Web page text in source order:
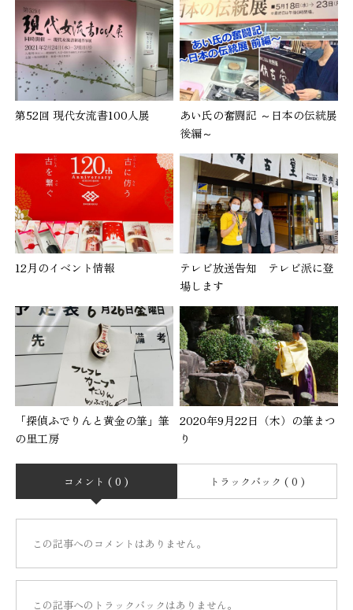
第52回 現代女流書100人展
あい氏の奮闘記 ～日本の伝統展
後編～
12月のイベント情報
テレビ放送告知 テレビ派に登
場します
「探偵ふでりんと黄金の筆」筆
の里工房
2020年9月22日（木）の筆まつ
り
コメント ( 0 ) トラックバック ( 0 )
この記事へのコメントはありません。
この記事へのトラックバックはありません。